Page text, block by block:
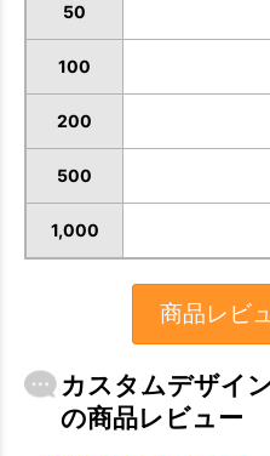
50
100
200
500
1,000
商品レビ
カスタムデザイ
の商品レビュー